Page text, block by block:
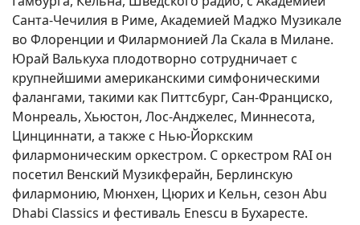
Санта-Чечилия в Риме, Академией Маджо Музикале
во Флоренции и Филармонией Ла Скала в Милане.
Юрай Валькуха плодотворно сотрудничает с
крупнейшими американскими симфоническими
фалангами, такими как Питтсбург, Сан-Франциско,
Монреаль, Хьюстон, Лос-Анджелес, Миннесота,
Цинциннати, а также с Нью-Йоркским
филармоническим оркестром. С оркестром RAI он
посетил Венский Музикферайн, Берлинскую
филармонию, Мюнхен, Цюрих и Кельн, сезон Abu
Dhabi Classics и фестиваль Enescu в Бухаресте.